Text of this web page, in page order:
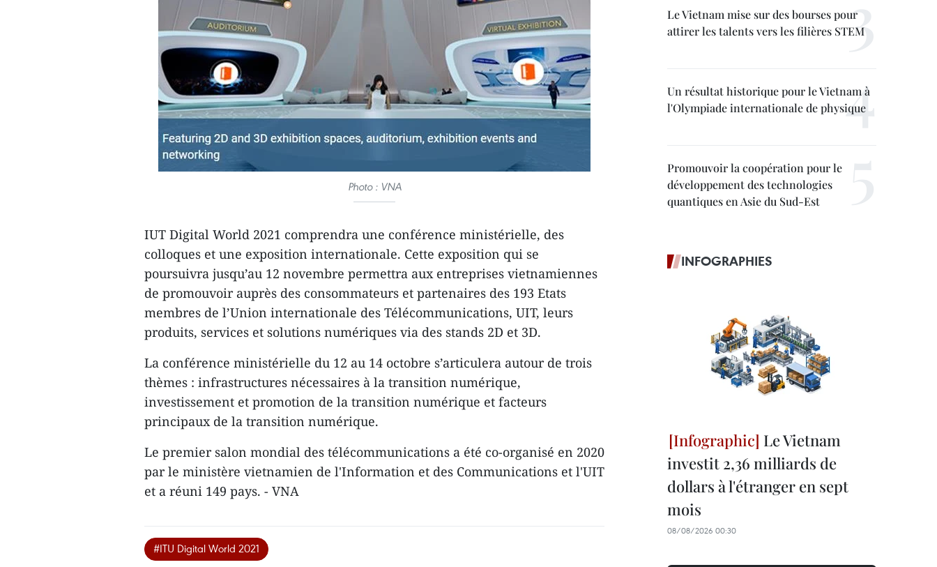
Photo : VNA
IUT Digital World 2021 comprendra une conférence ministérielle, des
colloques et une exposition internationale. Cette exposition qui se
poursuivra jusqu’au 12 novembre permettra aux entreprises vietnamiennes
de promouvoir auprès des consommateurs et partenaires des 193 Etats
membres de l’Union internationale des Télécommunications, UIT, leurs
produits, services et solutions numériques via des stands 2D et 3D.
La conférence ministérielle du 12 au 14 octobre s’articulera autour de trois
thèmes : infrastructures nécessaires à la transition numérique,
investissement et promotion de la transition numérique et facteurs
principaux de la transition numérique.
Le premier salon mondial des télécommunications a été co-organisé en 2020
par le ministère vietnamien de l'Information et des Communications et l'UIT
et a réuni 149 pays. - VNA
#ITU Digital World 2021
Le Vietnam mise sur des bourses pour
attirer les talents vers les filières STEM
Un résultat historique pour le Vietnam à
l'Olympiade internationale de physique
Promouvoir la coopération pour le
développement des technologies
quantiques en Asie du Sud-Est
INFOGRAPHIES
Le Vietnam
investit 2,36 milliards de
dollars à l'étranger en sept
mois
08/08/2026 00:30